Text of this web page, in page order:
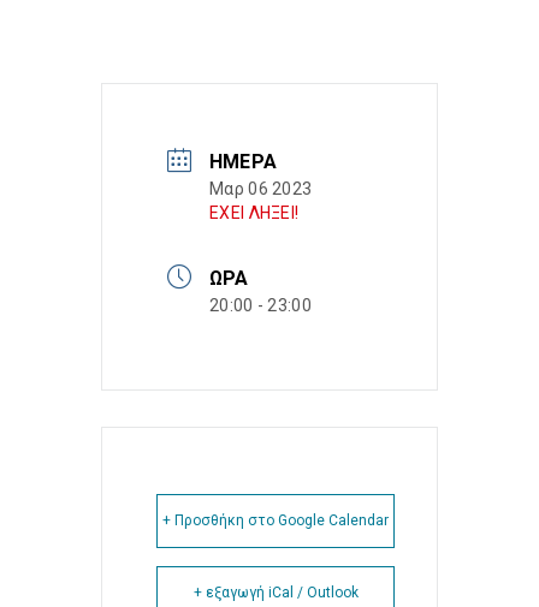
ΗΜΈΡΑ
Μαρ 06 2023
ΕΧΕΙ ΛΗΞΕΙ!
ΏΡΑ
20:00 - 23:00
+ Προσθήκη στο Google Calendar
+ εξαγωγή iCal / Outlook